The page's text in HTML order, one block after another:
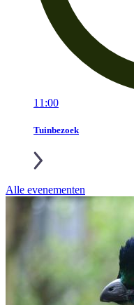
11:00
Tuinbezoek
Alle evenementen